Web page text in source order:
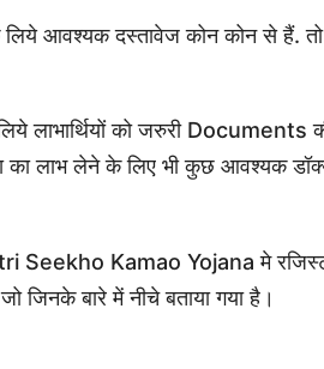
आवश्यक दस्तावेज कोन कोन से हैं.
लाभार्थियों को जरुरी Documents
का लाभ लेने के लिए भी कुछ आवश्यक
Seekho Kamao Yojana मे
जिनके बारे में नीचे बताया गया है।